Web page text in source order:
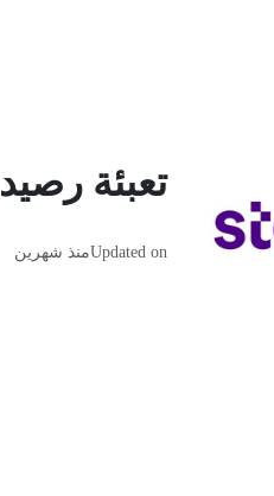
تعبئة رصيد stc باقات go
Updated onمنذ شهرين